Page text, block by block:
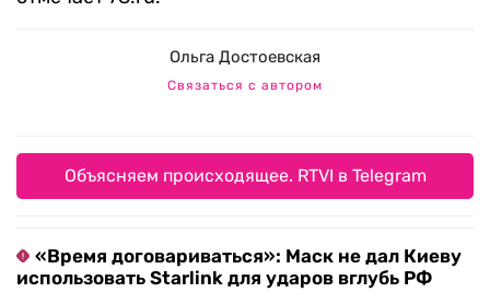
Ольга Достоевская
Связаться с автором
Объясняем происходящее. RTVI в Telegram
«Время договариваться»: Маск не дал Киеву
использовать Starlink для ударов вглубь РФ